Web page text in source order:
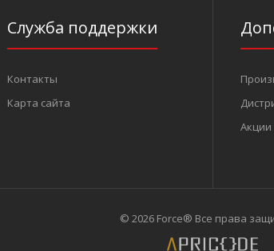
23 грн.
Служба поддержки
Контакты
Карта сайта
Акции
© 2026 Force® Все права